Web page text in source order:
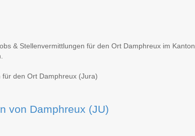
& Stellenvermittlungen für den Ort Damphreux im Kanton
den Ort Damphreux (Jura)
von Damphreux (JU)